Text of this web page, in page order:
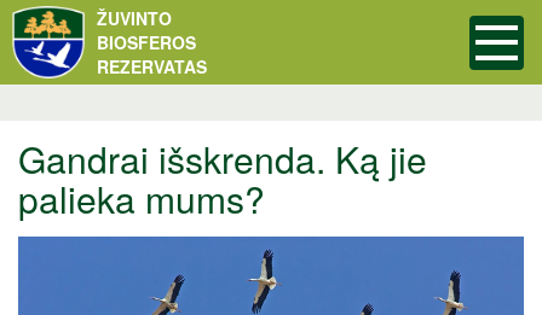
ŽUVINTO
BIOSFEROS
REZERVATAS
Gandrai išskrenda. Ką jie
palieka mums?